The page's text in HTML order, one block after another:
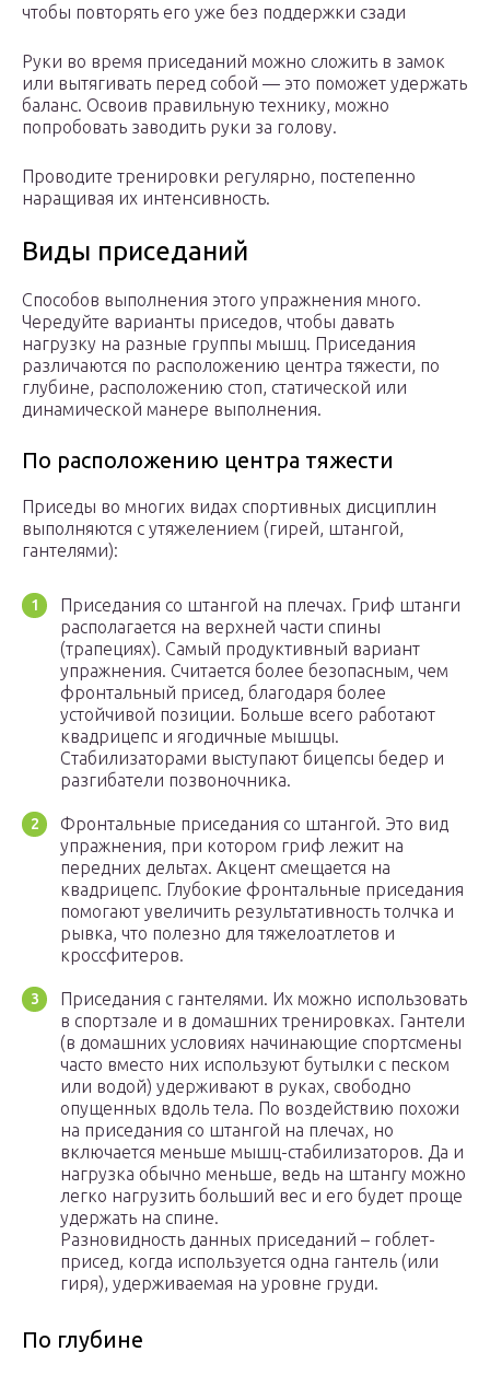
чтобы повторять его уже без поддержки сзади
Руки во время приседаний можно сложить в замок
или вытягивать перед собой — это поможет удержать
баланс. Освоив правильную технику, можно
попробовать заводить руки за голову.
Проводите тренировки регулярно, постепенно
наращивая их интенсивность.
Виды приседаний
Способов выполнения этого упражнения много.
Чередуйте варианты приседов, чтобы давать
нагрузку на разные группы мышц. Приседания
различаются по расположению центра тяжести, по
глубине, расположению стоп, статической или
динамической манере выполнения.
По расположению центра тяжести
Приседы во многих видах спортивных дисциплин
выполняются с утяжелением (гирей, штангой,
гантелями):
Приседания со штангой на плечах. Гриф штанги
располагается на верхней части спины
(трапециях). Самый продуктивный вариант
упражнения. Считается более безопасным, чем
фронтальный присед, благодаря более
устойчивой позиции. Больше всего работают
квадрицепс и ягодичные мышцы.
Стабилизаторами выступают бицепсы бедер и
разгибатели позвоночника.
Фронтальные приседания со штангой. Это вид
упражнения, при котором гриф лежит на
передних дельтах. Акцент смещается на
квадрицепс. Глубокие фронтальные приседания
помогают увеличить результативность толчка и
рывка, что полезно для тяжелоатлетов и
кроссфитеров.
Приседания с гантелями. Их можно использовать
в спортзале и в домашних тренировках. Гантели
(в домашних условиях начинающие спортсмены
часто вместо них используют бутылки с песком
или водой) удерживают в руках, свободно
опущенных вдоль тела. По воздействию похожи
на приседания со штангой на плечах, но
включается меньше мышц-стабилизаторов. Да и
нагрузка обычно меньше, ведь на штангу можно
легко нагрузить больший вес и его будет проще
удержать на спине.
Разновидность данных приседаний – гоблет-
присед, когда используется одна гантель (или
гиря), удерживаемая на уровне груди.
По глубине